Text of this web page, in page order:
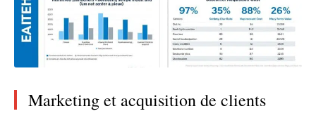
Marketing et acquisition de clients